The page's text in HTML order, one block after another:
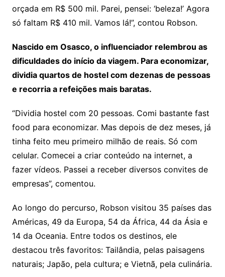
orçada em R$ 500 mil. Parei, pensei: ‘beleza!’ Agora
só faltam R$ 410 mil. Vamos lá!”, contou Robson.
Nascido em Osasco, o influenciador relembrou as
dificuldades do início da viagem. Para economizar,
dividia quartos de hostel com dezenas de pessoas
e recorria a refeições mais baratas.
“Dividia hostel com 20 pessoas. Comi bastante fast
food para economizar. Mas depois de dez meses, já
tinha feito meu primeiro milhão de reais. Só com
celular. Comecei a criar conteúdo na internet, a
fazer vídeos. Passei a receber diversos convites de
empresas”, comentou.
Ao longo do percurso, Robson visitou 35 países das
Américas, 49 da Europa, 54 da África, 44 da Ásia e
14 da Oceania. Entre todos os destinos, ele
destacou três favoritos: Tailândia, pelas paisagens
naturais; Japão, pela cultura; e Vietnã, pela culinária.